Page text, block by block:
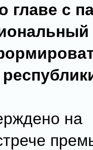
главе с
на